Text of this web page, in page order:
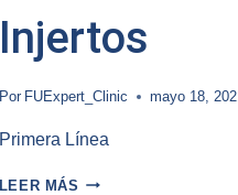
Injertos
Por FUExpert_Clinic mayo 18,
Primera Línea
LEER MÁS TRASPLANTE